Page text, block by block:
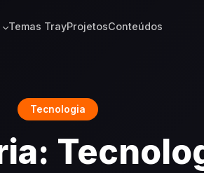
Temas TrayProjetosConteúdos
Tecnologia